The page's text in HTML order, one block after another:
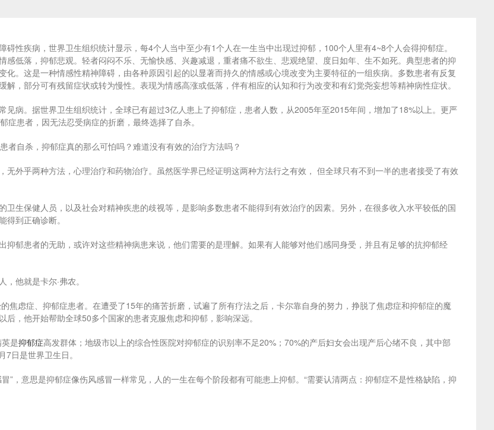
碍性疾病，世界卫生组织统计显示，每4个人当中至少有1个人在一生当中出现过抑郁，100个人里有4~8个人会得抑郁症。
感低落，抑郁悲观。轻者闷闷不乐、无愉快感、兴趣减退，重者痛不欲生、悲观绝望、度日如年、生不如死。典型患者的抑
化。这是一种情感性精神障碍，由各种原因引起的以显著而持久的情感或心境改变为主要特征的一组疾病。多数患者有反复
解，部分可有残留症状或转为慢性。表现为情感高涨或低落，伴有相应的认知和行为改变和有幻觉尧妄想等精神病性症状。
见病。据世界卫生组织统计，全球已有超过3亿人患上了抑郁症，患者人数，从2005年至2015年间，增加了18%以上。更严
症患者，因无法忍受病症的折磨，最终选择了自杀。
者自杀，抑郁症真的那么可怕吗？难道没有有效的治疗方法吗？
无外乎两种方法，心理治疗和药物治疗。虽然医学界已经证明这两种方法行之有效， 但全球只有不到一半的患者接受了有效
卫生保健人员，以及社会对精神疾患的歧视等，是影响多数患者不能得到有效治疗的因素。另外，在很多收入水平较低的国
得到正确诊断。
抑郁患者的无助，或许对这些精神病患来说，他们需要的是理解。如果有人能够对他们感同身受，并且有足够的抗抑郁经
他就是卡尔·弗农。
焦虑症、抑郁症患者。在遭受了15年的痛苦折磨，试遍了所有疗法之后，卡尔靠自身的努力，挣脱了焦虑症和抑郁症的魔
后，他开始帮助全球50多个国家的患者克服焦虑和抑郁，影响深远。
是抑郁症高发群体；地级市以上的综合性医院对抑郁症的识别率不足20%；70%的产后妇女会出现产后心绪不良，其中部
7日是世界卫生日。
”，意思是抑郁症像伤风感冒一样常见，人的一生在每个阶段都有可能患上抑郁。“需要认清两点：抑郁症不是性格缺陷，抑